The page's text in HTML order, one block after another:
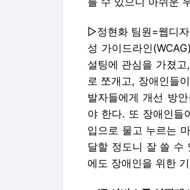
▷정현화 팀원=웹디
성 가이드라인
설팅에 관심을 가졌
로 쪼개고, 장애인들
발자들에게 개선 방
야 한다. 또 장애인들
입으로 물고 누르는
달할 정도니 잘 쓸 수
에도 장애인을 위한